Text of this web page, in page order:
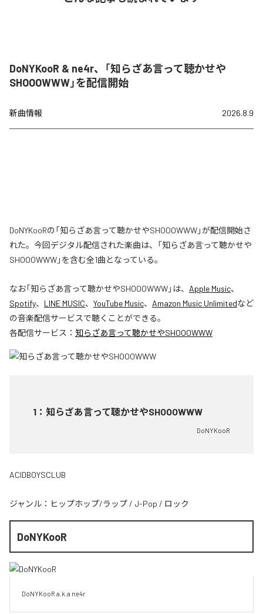
DoNYKooR & ne4r、「知らざあ言って聴かせや
SHOOOWWW」を配信開始
新曲情報 2026.8.9
DoNYKooRの「知らざあ言って聴かせやSHOOOWWW」が配信開始さ
れた。今回デジタル配信された楽曲は、「知らざあ言って聴かせや
SHOOOWWW」を含む全1曲となっている。
なお「知らざあ言って聴かせやSHOOOWWW」は、 Apple Music、
Spotify、 LINE MUSIC、 YouTube Music、 Amazon Music Unlimitedなど
の音楽配信サービスで聴くことができる。
各配信サービス： 知らざあ言って聴かせやSHOOOWWW
1 ： 知らざあ言って聴かせやSHOOOWWW
DoNYKooR
ACIDBOYSCLUB
ジャンル： ヒップホップ/ラップ / J-Pop / ロック
DoNYKooR
DoNYKooR a.k.a ne4r